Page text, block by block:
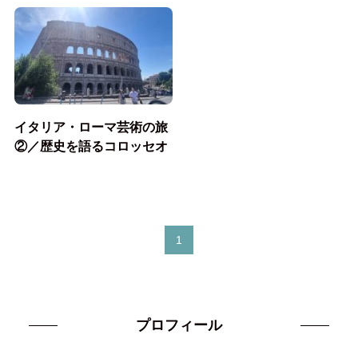
イタリア・ローマ芸術の旅
②／歴史を語るコロッセオ
1
プロフィール